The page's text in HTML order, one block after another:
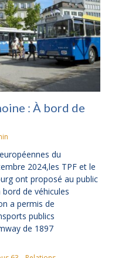
: À bord de
du
2024,les TPF et le
ont proposé au public
de véhicules
a permis de
publics
de 1897